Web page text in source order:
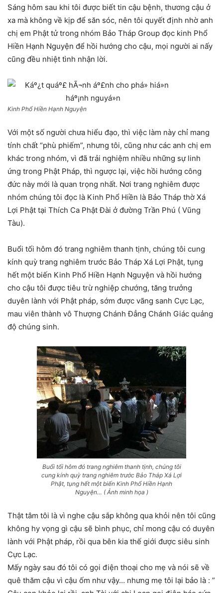
Sáng hôm sau khi tôi được biết tin cậu bệnh, thương cậu ở
xa mà không về kịp để săn sóc, nên tôi quyết định nhờ anh
chị em Phật tử trong nhóm Bảo Tháp Group đọc kinh Phổ
Hiền Hạnh Nguyện để hồi hướng cho cậu, mọi người ai nấy
cũng đều nhiệt tình nhận lời.
Kinh Phổ Hiền Hạnh Nguyện
Với một số người chưa hiểu đạo, thì việc làm này chỉ mang
tính chất “phù phiếm”, nhưng tôi, cũng như các anh chị em
khác trong nhóm, vì đã trải nghiệm nhiều những sự linh
ứng trong Phật Pháp, thì ngược lại, việc hồi hướng công
đức này mới là quan trọng nhất. Nơi trang nghiêm được
nhóm chúng tôi đọc là Kinh Phổ Hiền là Bảo Tháp thờ Xá
Lợi Phật tại Thích Ca Phật Đài ở đường Trần Phú ( Vũng
Tàu).
Buổi tối hôm đó trang nghiêm thanh tịnh, chúng tôi cung
kính quỳ trang nghiêm trước Bảo Tháp Xá Lợi Phật, tụng
hết một biến Kinh Phổ Hiền Hạnh Nguyện và hồi hướng
cho cậu tôi được tiêu trừ nghiệp chướng, tăng trưởng
duyên lành với Phật pháp, sớm được vãng sanh Cực Lạc,
mau viên thành vô Thượng Chánh Đẳng Chánh Giác quảng
độ chúng sinh.
Buổi tối hôm đó trang nghiêm thanh tịnh, chúng tôi
cung kính quỳ trang nghiêm trước Bảo Tháp Xá Lợi
Phật, tụng hết một biến Kinh Phổ Hiền Hạnh
Nguyện… ( Ảnh minh họa )
Thật tâm tôi là vì nghe cậu sắp không qua khỏi nên tôi cũng
không hy vọng gì cậu sẽ bình phục, chỉ mong cậu có duyên
lành với Phật pháp, rồi qua bên kia thế giới được siêu sinh
Cực Lạc.
Mấy ngày sau đó tôi có gọi điện thoại cho mẹ và nói sẽ về
quê thăm cậu vì cậu ốm như vậy… nhưng mẹ tôi lại bảo là : ”